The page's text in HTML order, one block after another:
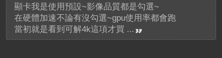
顯卡我是使用預設~影像品質都是勾選~
在硬體加速不論有沒勾選~gpu使用率都會跑
當初就是看到可解4k這項才買 ...